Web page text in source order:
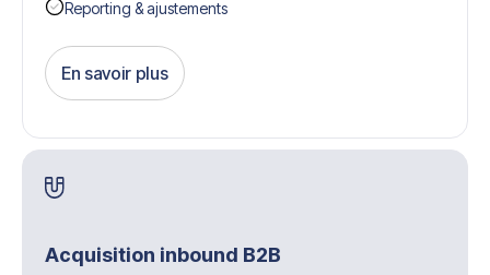
Reporting & ajustements
En savoir plus
Get Started
Acquisition inbound B2B